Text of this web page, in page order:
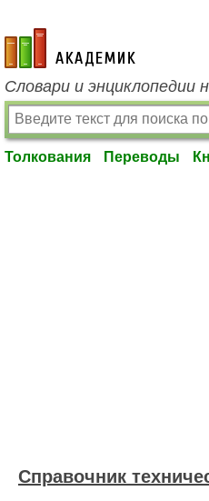
academic.ru
Словари и энциклопедии
Толкования Переводы
Справочник